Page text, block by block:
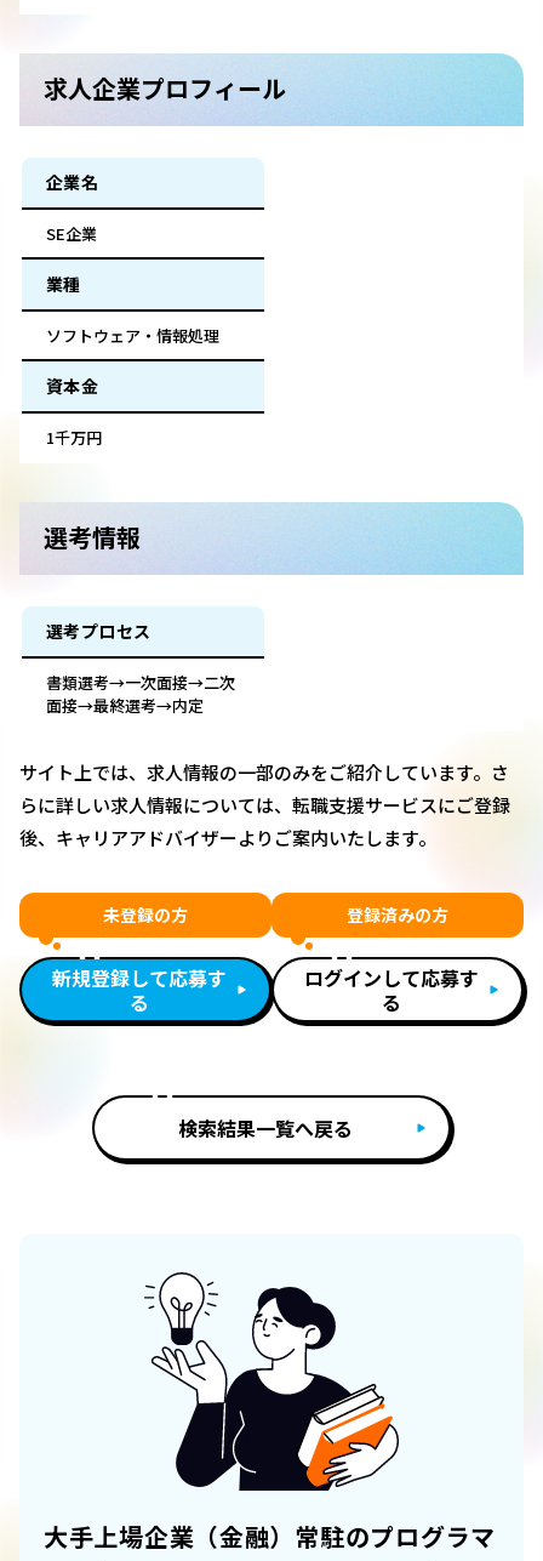
求人企業プロフィール
企業名
SE企業
業種
ソフトウェア・情報処理
資本金
1千万円
選考情報
選考プロセス
書類選考→一次面接→二次
面接→最終選考→内定
サイト上では、求人情報の一部のみをご紹介しています。さ
らに詳しい求人情報については、転職支援サービスにご登録
後、キャリアアドバイザーよりご案内いたします。
未登録の方
新規登録して応募す
る
登録済みの方
ログインして応募す
る
検索結果一覧へ戻る
大手上場企業（金融）常駐のプログラマ